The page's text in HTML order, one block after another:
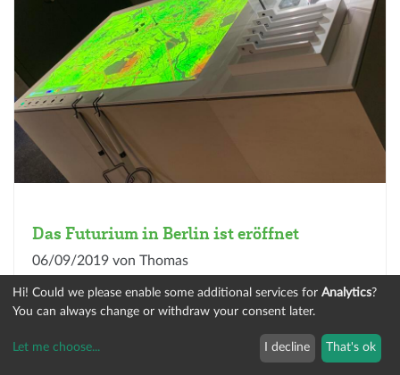
Das Futurium in Berlin ist eröffnet
06/09/2019 von Thomas
Am 5. September wurde das Futurium in Berlin
feierlich eröffnet....
Hi! Could we please enable some additional services for Analytics?
You can always change or withdraw your consent later.
Let me choose... I decline That's ok